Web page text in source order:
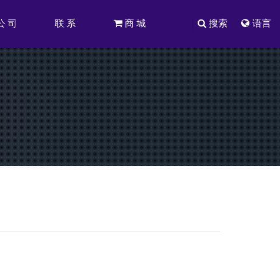
语言
搜索
司 联 系 商 城